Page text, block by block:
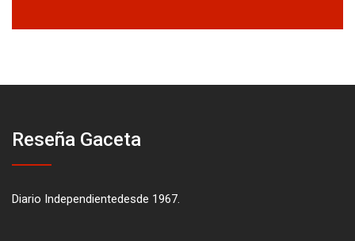
Reseña Gaceta
Diario Independientedesde 1967.